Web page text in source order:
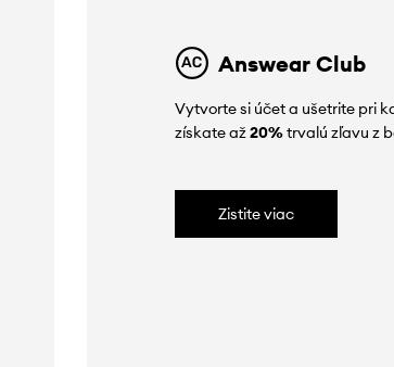
Answear Club
Vytvorte si účet a ušetrite pri
získate až20%trvalú zľavu z
Zistite viac